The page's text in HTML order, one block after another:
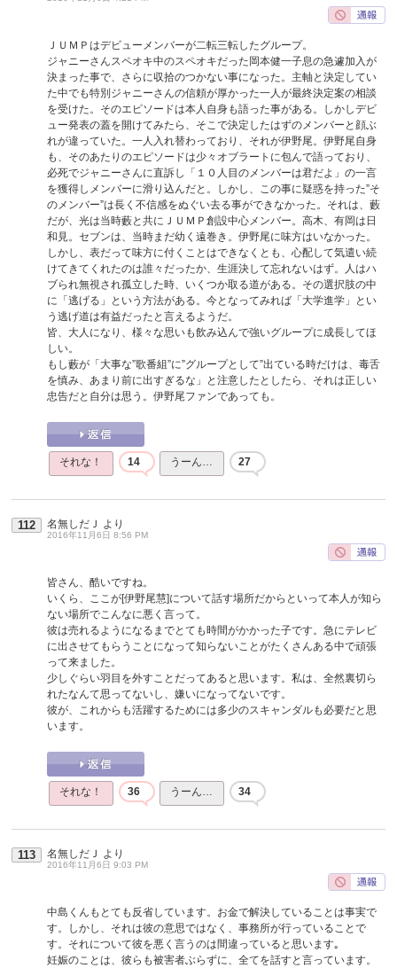
ＪＵＭＰはデビューメンバーが二転三転したグループ。
ジャニーさんスペオキ中のスペオキだった岡本健一子息の急遽加入が
決まった事で、さらに収拾のつかない事になった。主軸と決定してい
た中でも特別ジャニーさんの信頼が厚かった一人が最終決定案の相談
を受けた。そのエピソードは本人自身も語った事がある。しかしデビ
ュー発表の蓋を開けてみたら、そこで決定したはずのメンバーと顔ぶ
れが違っていた。一人入れ替わっており、それが伊野尾。伊野尾自身
も、そのあたりのエピソードは少々オブラートに包んで語っており、
必死でジャニーさんに直訴し「１０人目のメンバーは君だよ」の一言
を獲得しメンバーに滑り込んだと。しかし、この事に疑惑を持った”そ
のメンバー”は長く不信感をぬぐい去る事ができなかった。それは、藪
だが、光は当時藪と共にＪＵＭＰ創設中心メンバー。高木、有岡は日
和見。セブンは、当時まだ幼く遠巻き。伊野尾に味方はいなかった。
しかし、表だって味方に付くことはできなくとも、心配して気遣い続
けてきてくれたのは誰々だったか、生涯決して忘れないはず。人はハ
ブられ無視され孤立した時、いくつか取る道がある。その選択肢の中
に「逃げる」という方法がある。今となってみれば「大学進学」とい
う逃げ道は有益だったと言えるようだ。
皆、大人になり、様々な思いも飲み込んで強いグループに成長してほ
しい。
もし藪が「大事な”歌番組”に”グループとして”出ている時だけは、毒舌
を慎み、あまり前に出すぎるな」と注意したとしたら、それは正しい
忠告だと自分は思う。伊野尾ファンであっても。
それな！ 14 うーん… 27
112 名無しだＪ より
2016年11月6日 8:56 PM
皆さん、酷いですね。
いくら、ここが[伊野尾慧]について話す場所だからといって本人が知ら
ない場所でこんなに悪く言って。
彼は売れるようになるまでとても時間がかかった子です。急にテレビ
に出させてもらうことになって知らないことがたくさんある中で頑張
って来ました。
少しぐらい羽目を外すことだってあると思います。私は、全然裏切ら
れたなんて思ってないし、嫌いになってないです。
彼が、これからも活躍するためには多少のスキャンダルも必要だと思
います。
それな！ 36 うーん… 34
113 名無しだＪ より
2016年11月6日 9:03 PM
中島くんもとても反省しています。お金で解決していることは事実で
す。しかし、それは彼の意思ではなく、事務所が行っていることで
す。それについて彼を悪く言うのは間違っていると思います｡
妊娠のことは、彼らも被害者ぶらずに、全てを話すと言っています。